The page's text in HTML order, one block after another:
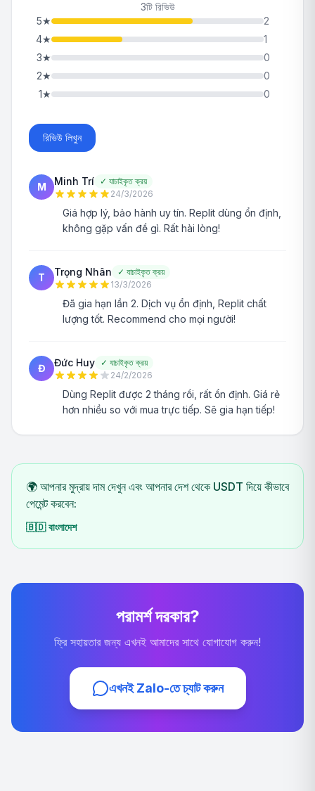
3টি রিভিউ
5★
2
4★
1
3★
0
2★
0
1★ 0
রিভিউ লিখুন
M Minh Trí ✓ যাচাইকৃত ক্রয়
24/3/2026
Giá hợp lý, bảo hành uy tín. Replit dùng ổn định,
không gặp vấn đề gì. Rất hài lòng!
T Trọng Nhân ✓ যাচাইকৃত ক্রয়
13/3/2026
Đã gia hạn lần 2. Dịch vụ ổn định, Replit chất
lượng tốt. Recommend cho mọi người!
Đ Đức Huy ✓ যাচাইকৃত ক্রয়
24/2/2026
Dùng Replit được 2 tháng rồi, rất ổn định. Giá rẻ
hơn nhiều so với mua trực tiếp. Sẽ gia hạn tiếp!
🌍 আপনার মুদ্রায় দাম দেখুন এবং আপনার দেশ থেকে USDT দিয়ে কীভাবে
পেমেন্ট করবেন:
🇧🇩 বাংলাদেশ
পরামর্শ দরকার?
ফ্রি সহায়তার জন্য এখনই আমাদের সাথে যোগাযোগ করুন!
এখনই Zalo-তে চ্যাট করুন